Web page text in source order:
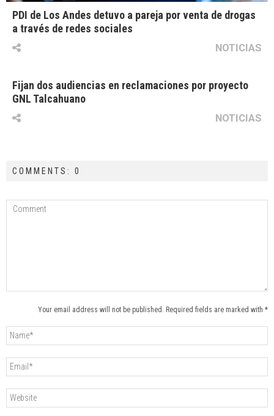
PDI de Los Andes detuvo a pareja por venta de drogas
a través de redes sociales
NOTICIAS
Fijan dos audiencias en reclamaciones por proyecto
GNL Talcahuano
NOTICIAS
COMMENTS: 0
Your email address will not be published. Required fields are marked with *